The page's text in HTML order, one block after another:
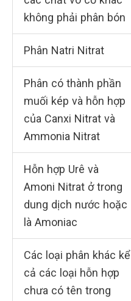
không phải phân bón
Phân Natri Nitrat
Phân có thành phần
muối kép và hỗn hợp
của Canxi Nitrat và
Ammonia Nitrat
Hỗn hợp Urê và
Amoni Nitrat ở trong
dung dịch nước hoặc
là Amoniac
Các loại phân khác kể
cả các loại hỗn hợp
chưa có tên trong